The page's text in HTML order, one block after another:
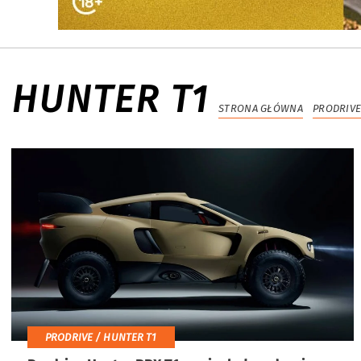
HUNTER T1 STRONA GŁÓWNA PRODRIVE
PRODRIVE / HUNTER T1